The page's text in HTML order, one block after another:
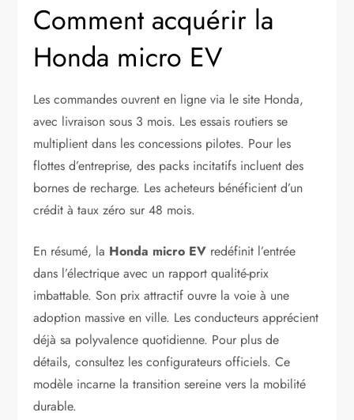
Comment acquérir la
Honda micro EV
Les commandes ouvrent en ligne via le site Honda,
avec livraison sous 3 mois. Les essais routiers se
multiplient dans les concessions pilotes. Pour les
flottes d’entreprise, des packs incitatifs incluent des
bornes de recharge. Les acheteurs bénéficient d’un
crédit à taux zéro sur 48 mois.
En résumé, la Honda micro EV redéfinit l’entrée
dans l’électrique avec un rapport qualité-prix
imbattable. Son prix attractif ouvre la voie à une
adoption massive en ville. Les conducteurs apprécient
déjà sa polyvalence quotidienne. Pour plus de
détails, consultez les configurateurs officiels. Ce
modèle incarne la transition sereine vers la mobilité
durable.